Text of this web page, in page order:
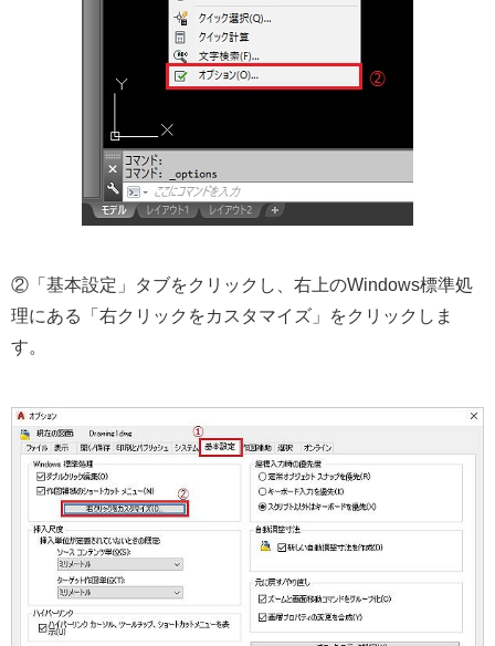
②「基本設定」タブをクリックし、右上のWindows標準処
理にある「右クリックをカスタマイズ」をクリックしま
す。